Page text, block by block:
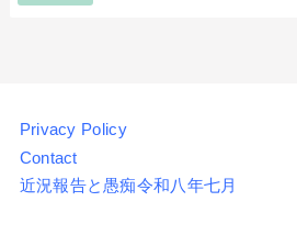
Privacy Policy
Contact
近況報告と愚痴令和八年七月